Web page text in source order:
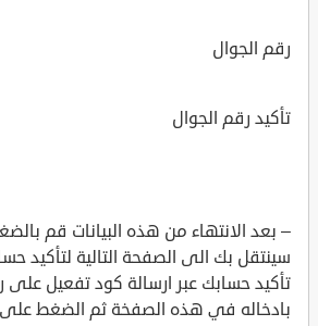
رقم الجوال
تأكيد رقم الجوال
– بعد الانتهاء من هذه البيانات قم
سينتقل بك الى الصفحة التالية لتأكيد
تأكيد حسابك عبر ارسالة كود تفعيل
بادخاله في هذه الصفخة ثم الضغط على